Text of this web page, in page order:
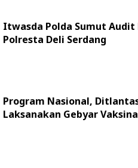
Itwasda Polda Sumut Audit
Polresta Deli Serdang
Program Nasional,
Laksanakan Gebyar